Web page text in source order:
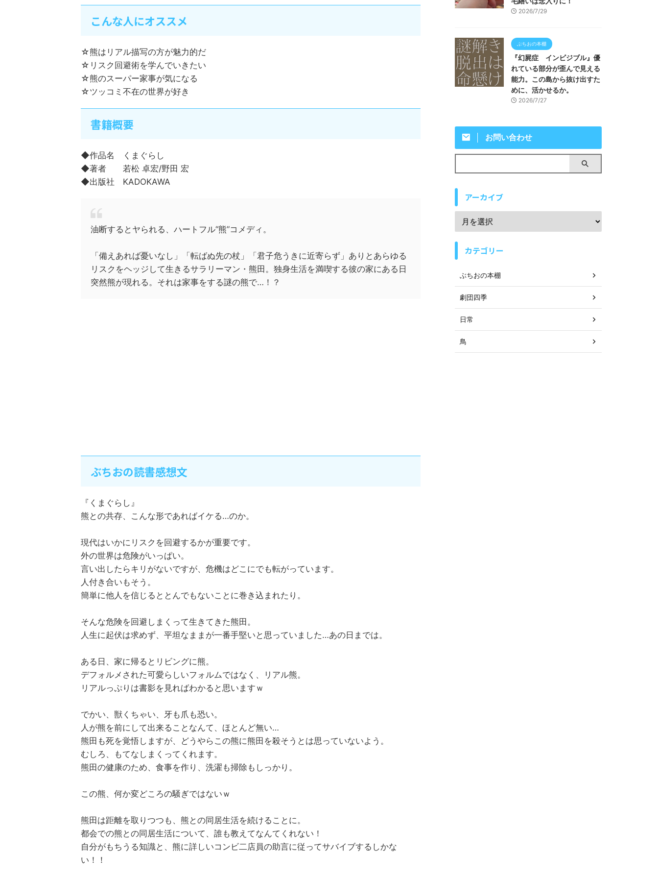
こんな人にオススメ
☆熊はリアル描写の方が魅力的だ
☆リスク回避術を学んでいきたい
☆熊のスーパー家事が気になる
☆ツッコミ不在の世界が好き
書籍概要
◆作品名 くまぐらし
◆著者 若松 卓宏/野田 宏
◆出版社 KADOKAWA
油断するとヤられる、ハートフル“熊”コメディ。
「備えあれば憂いなし」「転ばぬ先の杖」「君子危うきに近寄らず」ありとあらゆる
リスクをヘッジして生きるサラリーマン・熊田。独身生活を満喫する彼の家にある日
突然熊が現れる。それは家事をする謎の熊で…！？
ぶちおの読書感想文
『くまぐらし』
熊との共存、こんな形であればイケる…のか。
現代はいかにリスクを回避するかが重要です。
外の世界は危険がいっぱい。
言い出したらキリがないですが、危機はどこにでも転がっています。
人付き合いもそう。
簡単に他人を信じるととんでもないことに巻き込まれたり。
そんな危険を回避しまくって生きてきた熊田。
人生に起伏は求めず、平坦なままが一番手堅いと思っていました…あの日までは。
ある日、家に帰るとリビングに熊。
デフォルメされた可愛らしいフォルムではなく、リアル熊。
リアルっぷりは書影を見ればわかると思いますｗ
でかい、獣くちゃい、牙も爪も恐い。
人が熊を前にして出来ることなんて、ほとんど無い…
熊田も死を覚悟しますが、どうやらこの熊に熊田を殺そうとは思っていないよう。
むしろ、もてなしまくってくれます。
熊田の健康のため、食事を作り、洗濯も掃除もしっかり。
この熊、何か変どころの騒ぎではないｗ
熊田は距離を取りつつも、熊との同居生活を続けることに。
都会での熊との同居生活について、誰も教えてなんてくれない！
自分がもちうる知識と、熊に詳しいコンビ二店員の助言に従ってサバイブするしかな
い！！
2026/7/29
ぶちおの本棚
『幻屍症 インビジブル』優
れている部分が歪んで見える
能力。この島から抜け出すた
めに、活かせるか。
2026/7/27
お問い合わせ
アーカイブ
カテゴリー
ぶちおの本棚
劇団四季
日常
鳥